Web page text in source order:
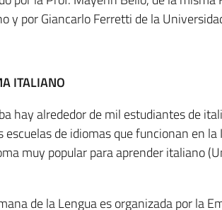
y por Giancarlo Ferretti de la
ITALIANO
hay alrededor de mil estudiantes de
escuelas de idiomas que funcionan en
muy popular para aprender italiano
de la Lengua es organizada por la